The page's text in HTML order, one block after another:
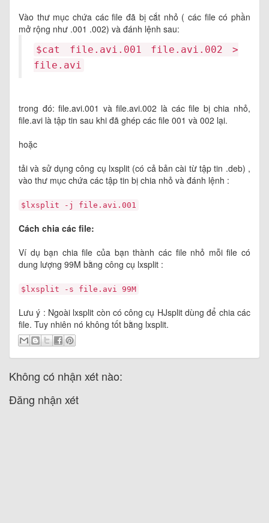
Vào thư mục chứa các file đã bị cắt nhỏ ( các file có phần
mở rộng như .001 .002) và đánh lệnh sau:
$cat file.avi.001 file.avi.002 >
file.avi
trong đó: file.avi.001 và file.avi.002 là các file bị chia nhỏ,
file.avi là tập tin sau khi đã ghép các file 001 và 002 lại.
hoặc
tải và sử dụng công cụ lxsplit (có cả bản cài từ tập tin .deb) ,
vào thư mục chứa các tập tin bị chia nhỏ và đánh lệnh :
$lxsplit -j file.avi.001
Cách chia các file:
Ví dụ bạn chia file của bạn thành các file nhỏ mỗi file có
dung lượng 99M bằng công cụ lxsplit :
$lxsplit -s file.avi 99M
Lưu ý : Ngoài lxsplit còn có công cụ HJsplit dùng để chia các
file. Tuy nhiên nó không tốt bằng lxsplit.
Không có nhận xét nào:
Đăng nhận xét